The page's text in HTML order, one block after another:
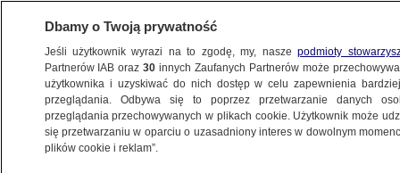
ŚWIAT
Dbamy o Twoją prywatność
Jeśli użytkownik wyrazi na to zgodę, my, naszepodmioty
Partnerów IAB oraz30 innych Zaufanych Partnerów może
użytkownika i uzyskiwać do nich dostęp w celu zapewnienia
przeglądania. Odbywa się to poprzez przetwarzanie danych
przeglądania przechowywanych w plikach cookie. Użytkownik może
się przetwarzaniu w oparciu o uzasadniony interes w dowolnym
plików cookie i reklam”.